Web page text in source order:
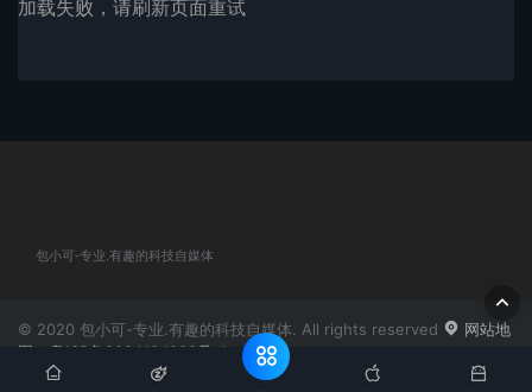
加载失败，请刷新页面重试
包小可-专业.有趣的科技自媒体
© 2020 包小可-专业.有趣的科技自媒体. All rights reserved
网站地
图
粤ICP备2024184932号-1